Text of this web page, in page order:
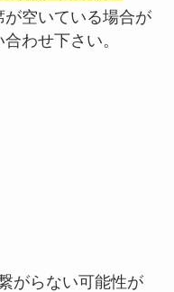
空いている場合が
わせ下さい。
がらない可能性が